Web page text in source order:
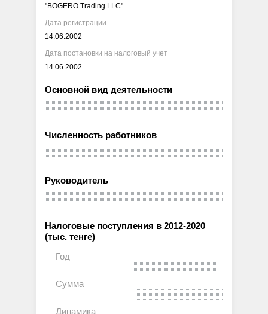
"BOGERO Trading LLC"
Дата регистрации
14.06.2002
Дата постановки на налоговый учет
14.06.2002
Основной вид деятельности
Численность работников
Руководитель
Налоговые поступления в 2012-2020
(тыс. тенге)